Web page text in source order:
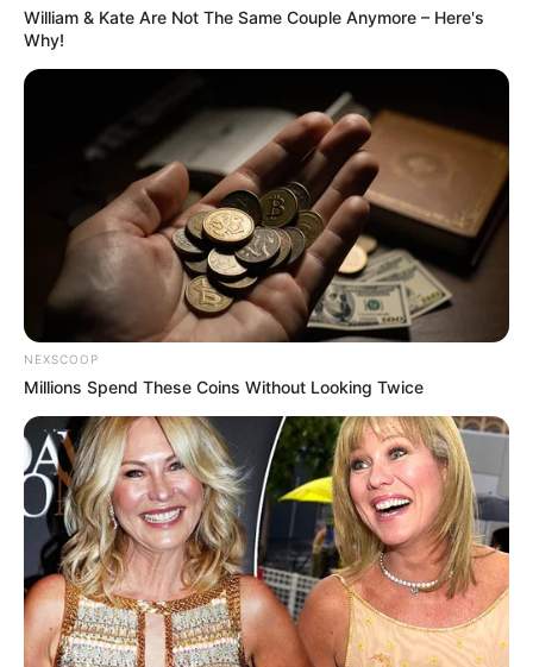
El Bosque de Las Fantasías
Chocalho de mão
Os chocalhos fazem parte dos brinquedos
infantis, desde o nascimento, afinal, ele é um dos
primeiros contatos que as crianças têm com a
música. Eles podem ser dos modelos tradicionais,
para balançar, ou presos aos pulsos. Além disso,
podem ser confeccionados de materiais
diferentes.
William & Kate Are Not The Same Couple Anymore – Here's
Why!
NEXSCOOP
Millions Spend These Coins Without Looking Twice